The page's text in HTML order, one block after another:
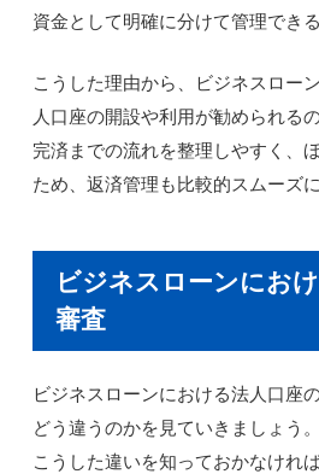
資金として明確に分けて管理でき
こうした理由から、ビジネスロー
人口座の開設や利用が勧められるの
完済までの流れを整理しやすく、
ため、返済管理も比較的スムーズに
ビジネスローンにお
審査
ビジネスローンにおける法人口座
どう違うのかを見ていきましょう。
こうした違いを知っておかなけれ